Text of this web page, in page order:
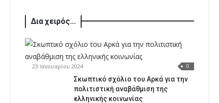
Δια χειρός...
23 Ιανουαρίου 2024 0
Σκωπτικό σχόλιο του Αρκά για την
πολιτιστική αναβάθμιση της
ελληνικής κοινωνίας